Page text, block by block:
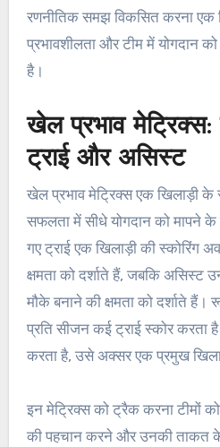
रणनीतिक समझ विकसित करना एक
प्रभावशीलता और टीम में योगदान
है।
खेल प्रभाव मेट्रिक्स:
ट्राई और असिस्ट
खेल प्रभाव मेट्रिक्स एक खिलाड़ी के
सफलता में सीधे योगदान को मापने
गए ट्राई एक खिलाड़ी की स्कोरिंग
क्षमता को दर्शाते हैं, जबकि असिस्ट
मौके बनाने की क्षमता को दर्शाते हैं।
प्रति सीजन कई ट्राई स्कोर करता
करता है, उसे अक्सर एक प्रमुख
इन मेट्रिक्स को ट्रैक करना टीमों
की पहचान करने और उनकी ताकत के